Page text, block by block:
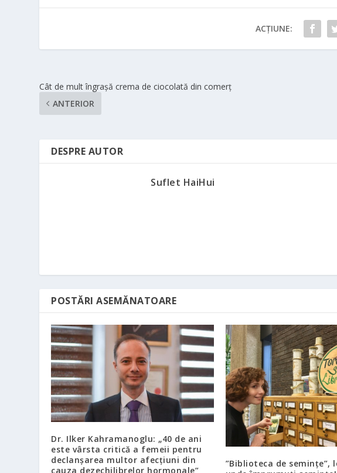
ACȚIUNE:
Cât de mult îngrașă crema de ciocolată din comerț
ANTERIOR
DESPRE AUTOR
Suflet HaiHui
POSTĂRI ASEMĂNATOARE
Dr. Ilker Kahramanoglu: „40 de ani
este vârsta critică a femeii pentru
declanșarea multor afecțiuni din
cauza dezechilibrelor hormonale”
”Biblioteca de semințe”,